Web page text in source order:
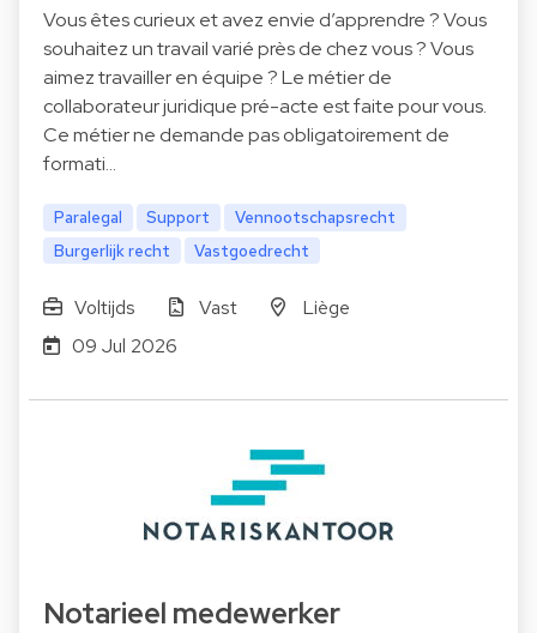
Vous êtes curieux et avez envie d’apprendre ? Vous
souhaitez un travail varié près de chez vous ? Vous
aimez travailler en équipe ? Le métier de
collaborateur juridique pré-acte est faite pour vous.
Ce métier ne demande pas obligatoirement de
formati…
Paralegal Support
Vennootschapsrecht
Burgerlijk recht
Vastgoedrecht
Voltijds Vast
Liège
09 Jul 2026
Notarieel medewerker